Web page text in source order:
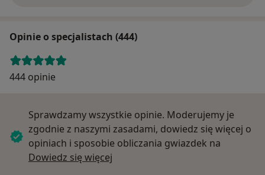
Opinie o specjalistach (444)
444 opinie
Sprawdzamy wszystkie opinie. Moderujemy je
zgodnie z naszymi zasadami, dowiedz się więcej o
opiniach i sposobie obliczania gwiazdek na
Dowiedz się więcej